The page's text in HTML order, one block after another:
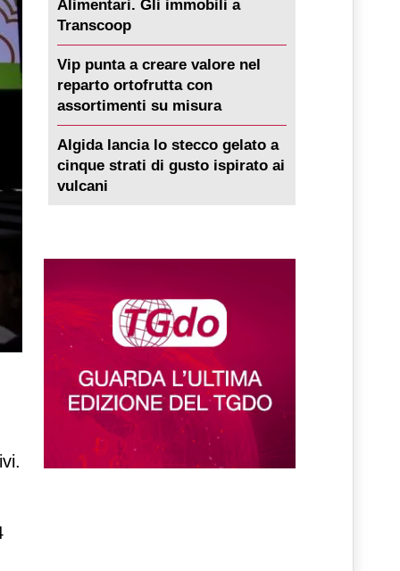
Alimentari. Gli immobili a
Transcoop
Vip punta a creare valore nel
reparto ortofrutta con
assortimenti su misura
Algida lancia lo stecco gelato a
cinque strati di gusto ispirato ai
vulcani